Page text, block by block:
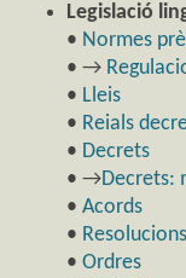
Legislació
• Normes
• →
• Lleis
• Reials
• Decrets
• →Decrets:
• Acords
• Resolucions
• Ordres